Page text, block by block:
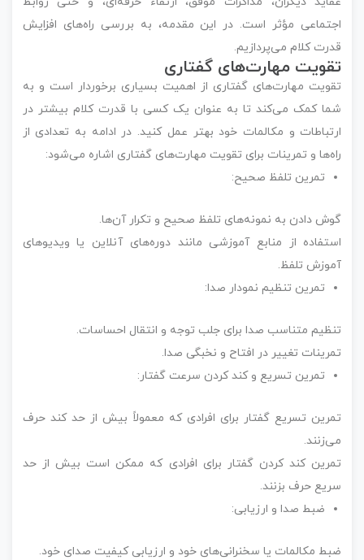
اجتماعی مؤثر است. در این مقدمه، به بررسی راه‌های افزایش
قدرت کلام می‌پردازیم.
تقویت مهارت‌های گفتاری
تقویت مهارت‌های گفتاری از اهمیت بسیاری برخوردار است و به
شما کمک می‌کند تا به عنوان یک کسی با قدرت کلام بیشتر در
ارتباطات و مکالمات خود بهتر عمل کنید. در ادامه به تعدادی از
راه‌ها و تمرینات برای تقویت مهارت‌های گفتاری اشاره می‌شود:
تمرین تلفظ صحیح:
گوش دادن به نمونه‌های تلفظ صحیح و تکرار آن‌ها.
استفاده از منابع آموزشی مانند دوره‌های آنلاین یا ویدیوهای
آموزش تلفظ.
تمرین تنظیم نمودار صدا:
تنظیم متناسب صدا برای جلب توجه و انتقال احساسات.
تمرینات تغییر در افتاح و نخبگی صدا.
تمرین تسریع و کند کردن سرعت گفتار:
تمرین تسریع گفتار برای افرادی که معمولاً بیش از حد کند حرف
می‌زنند.
تمرین کند کردن گفتار برای افرادی که ممکن است بیش از حد
سریع حرف بزنند.
ضبط صدا و ارزیابی:
ضبط مکالمات یا سخنرانی‌های خود و ارزیابی کیفیت صدای خود.